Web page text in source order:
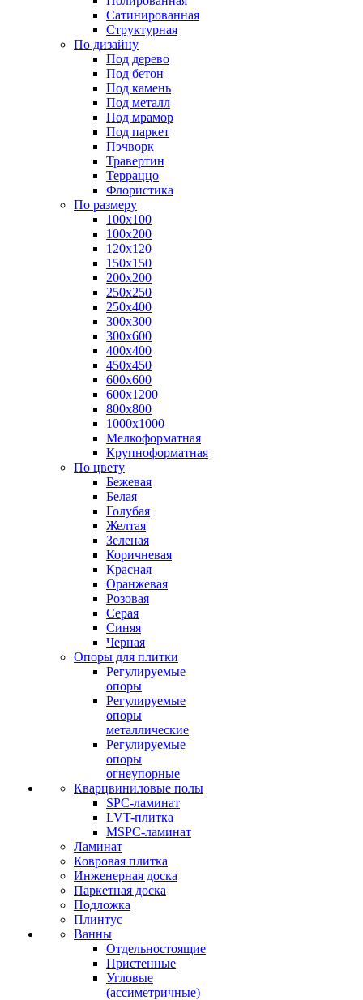
Сатинированная
Структурная
По дизайну
Под дерево
Под бетон
Под камень
Под металл
Под мрамор
Под паркет
Пэчворк
Травертин
Терраццо
Флористика
По размеру
100х100
100х200
120х120
150х150
200х200
250х250
250х400
300х300
300х600
400х400
450х450
600х600
600х1200
800х800
1000х1000
Мелкоформатная
Крупноформатная
По цвету
Бежевая
Белая
Голубая
Желтая
Зеленая
Коричневая
Красная
Оранжевая
Розовая
Серая
Синяя
Черная
Опоры для плитки
Регулируемые
опоры
Регулируемые
опоры
металлические
Регулируемые
опоры
огнеупорные
Кварцвиниловые полы
SPC-ламинат
LVT-плитка
MSPC-ламинат
Ламинат
Ковровая плитка
Инженерная доска
Паркетная доска
Подложка
Плинтус
Ванны
Отдельностоящие
Пристенные
Угловые
(ассиметричные)